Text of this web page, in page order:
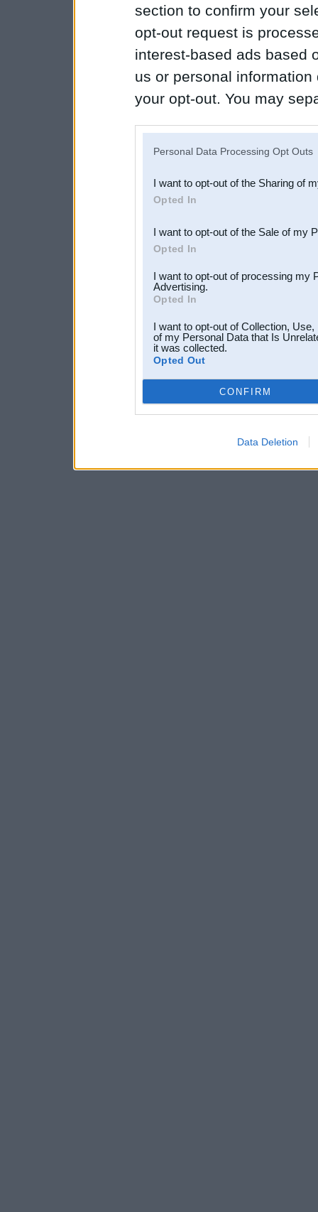
section to confirm your
opt-out request is
interest-based ads based
us or personal
your opt-out. You may
Downstream Participants
third parties.
Personal Data Processing Opt Outs
I want to opt-out of the Sharing of
Opted In
I want to opt-out of the Sale of my
Opted In
I want to opt-out of processing my
Advertising.
Opted In
I want to opt-out of Collection,
of my Personal Data that Is
it was collected.
Opted Out
CONFIRM
Data Deletion